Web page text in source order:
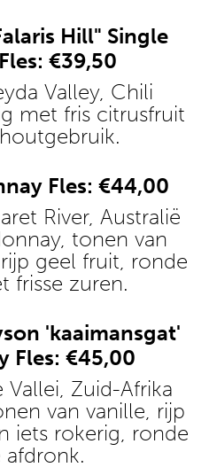
Hill" Single
€39,50
Valley, Chili
met fris citrusfruit
Fles: €44,00
River, Australië
tonen van
geel fruit, ronde
frisse zuren.
'kaaimansgat'
Fles: €45,00
Zuid-Afrika
van vanille, rijp
iets rokerig, ronde
afdronk.